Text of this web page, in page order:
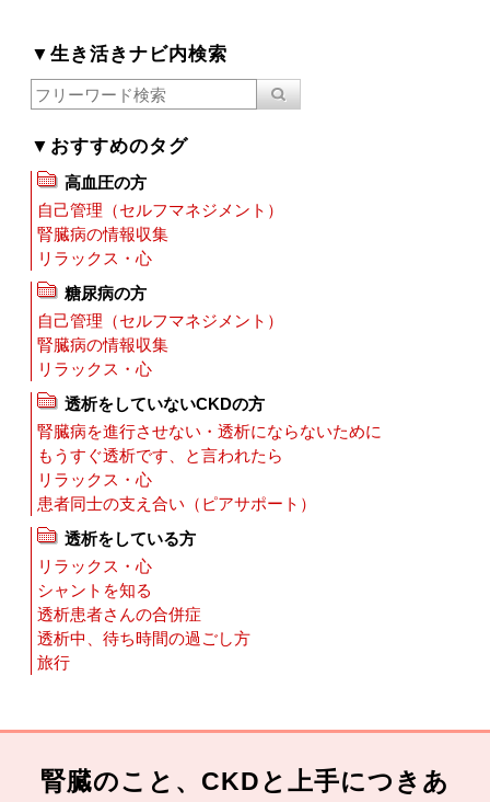
▼生き活きナビ内検索
▼おすすめのタグ
高血圧の方
自己管理（セルフマネジメント）
腎臓病の情報収集
リラックス・心
糖尿病の方
自己管理（セルフマネジメント）
腎臓病の情報収集
リラックス・心
透析をしていないCKDの方
腎臓病を進行させない・透析にならないために
もうすぐ透析です、と言われたら
リラックス・心
患者同士の支え合い（ピアサポート）
透析をしている方
リラックス・心
シャントを知る
透析患者さんの合併症
透析中、待ち時間の過ごし方
旅行
腎臓のこと、CKDと上手につきあ